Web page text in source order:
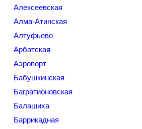
Алексеевская
Алма-Атинская
Алтуфьево
Арбатская
Аэропорт
Бабушкинская
Багратионовская
Балашиха
Баррикадная